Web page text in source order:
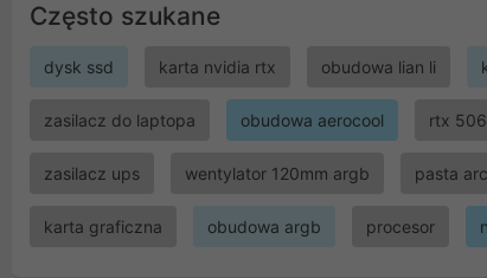
Często szukane
dysk ssd karta nvidia rtx obudowa lian li
zasilacz do laptopa obudowa aerocool rtx
zasilacz ups wentylator 120mm argb pasta
karta graficzna obudowa argb procesor